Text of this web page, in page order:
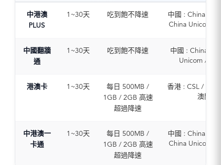
中港澳
PLUS
1~30天 吃到飽不降速
中國 : China
China Unicom /
Smartone
澳門 : CTM
中國翻牆
通
1~30天 吃到飽不降速
中國 : China
Unicom /
港澳卡 1~30天
每日 500MB /
1GB / 2GB 高速
超過降速
香港 : CSL /
澳門 :
中港澳一
卡通
1~30天
每日 500MB /
1GB / 2GB 高速
超過降速
中國 : China
China Unicom /